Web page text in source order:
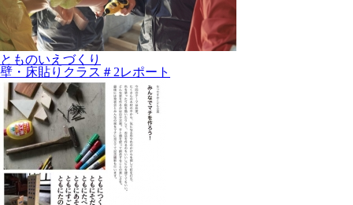
とものいえづくり
壁・床貼りクラス＃2レポート